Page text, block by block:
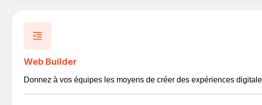
Web Builder
Donnez à vos équipes les moyens de créer des expériences